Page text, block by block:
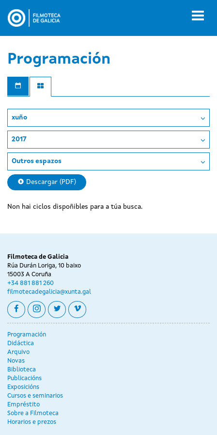
contido
Programación
xuño
2017
Outros espazos
Descargar (PDF)
Non hai ciclos dispoñibles para a túa busca.
Filmoteca de Galicia
Rúa Durán Loriga, 10 baixo
15003 A Coruña
+34 881 881 260
filmotecadegalicia@xunta.gal
facebookinstagram
twittervimeo
Programación
Didáctica
Arquivo
Novas
Biblioteca
Publicacións
Exposicións
Cursos e seminarios
Empréstito
Sobre a Filmoteca
Horarios e prezos